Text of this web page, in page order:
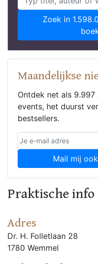
Zoek in
Maandelijkse
Ontdek net als
events, het duurst
bestsellers.
Mail mij
Praktische info
Adres
Dr. H. Folletlaan 28
1780 Wemmel